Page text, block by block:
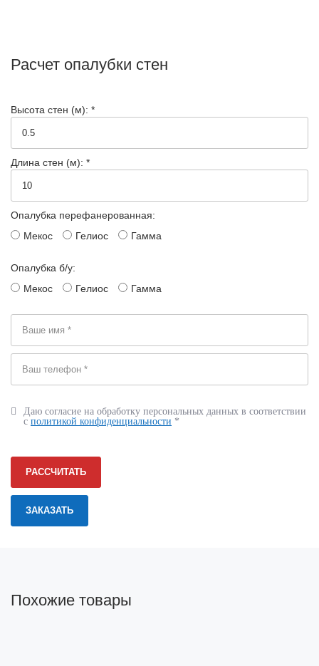
Расчет опалубки стен
Высота стен (м): *
Длина стен (м): *
Опалубка перефанерованная:
Мекос
Гелиос Гамма
Опалубка б/у:
Мекос
Гелиос Гамма
Даю согласие на обработку персональных данных в соответствии
с политикой конфиденциальности *
РАССЧИТАТЬ
Похожие товары